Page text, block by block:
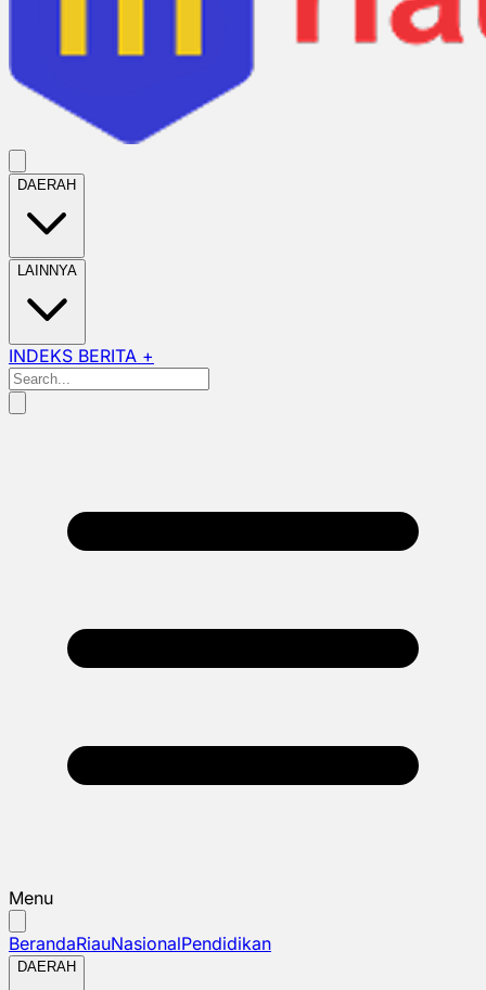
DAERAH
LAINNYA
INDEKS BERITA +
Menu
BerandaRiauNasionalPendidikan
DAERAH